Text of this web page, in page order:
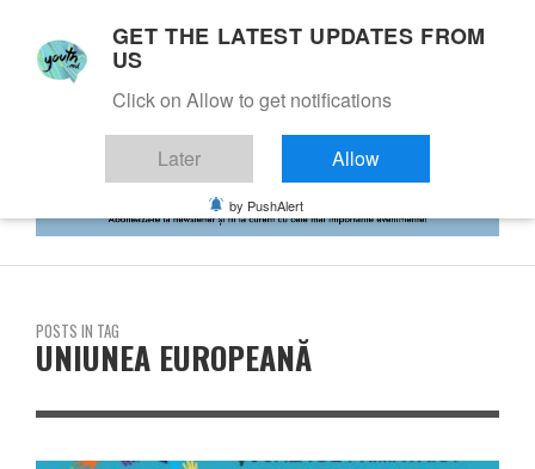
POSTS IN TAG
UNIUNEA EUROPEANĂ
GET THE LATEST UPDATES FROM
US
Click on Allow to get notifications
Later Allow
by PushAlert